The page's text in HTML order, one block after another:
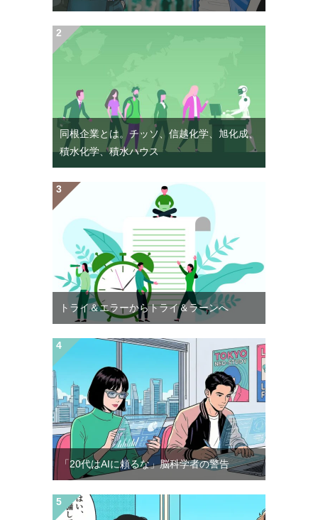
同根企業とは。チッソ、信越化学、旭化成、
積水化学、積水ハウス
トライ＆エラーからトライ＆ラーンへ
「20代はAIに頼るな」脳科学者の警告